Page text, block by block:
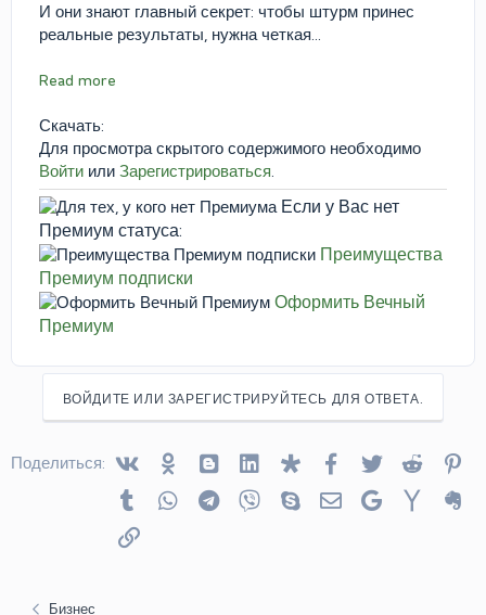
И они знают главный секрет: чтобы штурм принес
реальные результаты, нужна четкая...
Read more
Скачать:
Для просмотра скрытого содержимого необходимо
Войти или Зарегистрироваться
Если у Вас нет
Премиум статуса:
Преимущества
Премиум подписки
Оформить Вечный
Премиум
ВОЙДИТЕ ИЛИ ЗАРЕГИСТРИРУЙТЕСЬ ДЛЯ ОТВЕТА.
Поделиться: VkontakteOdnoklassniki
Blogger Linked InDiasporaFacebook
TwitterReddit
Tumblr WhatsAppTelegram
Viber SkypeЭлектронная почта
Google Yahoo
Ссылка
Бизнес